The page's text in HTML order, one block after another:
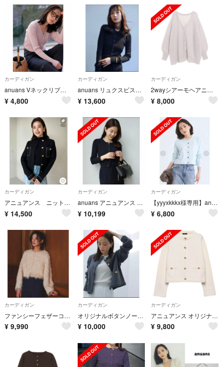
カーディガン
anuans Vネックリブニットカーディガン
¥ 4,800
カーディガン
anuans リュクスビスコースリブニットカーディガン
¥ 13,600
カーディガン
2wayシアーモヘアニットカーディガン＋キャミソール
¥ 8,000
カーディガン
アニュアンス ニットジャケット ブラック黒
¥ 14,500
カーディガン
anuans アニュアンス リュクスビスコースニットカーディガン
¥ 10,199
カーディガン
【yyyxkkkx様専用】anuans ベーシッククルーネックカーディガン
¥ 6,800
カーディガン
ファンシーフェザーコンパクトカーデジャケット anuans
¥ 9,990
カーディガン
オリジナルボタンノーカラーニットジャケット グレー
¥ 10,000
カーディガン
アニュアンス オリジナルボタンノーカラーニットジャケット カーディガン
¥ 9,800